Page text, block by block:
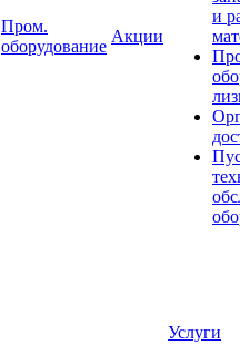
Пром.
оборудование
Акции
и
Услуги